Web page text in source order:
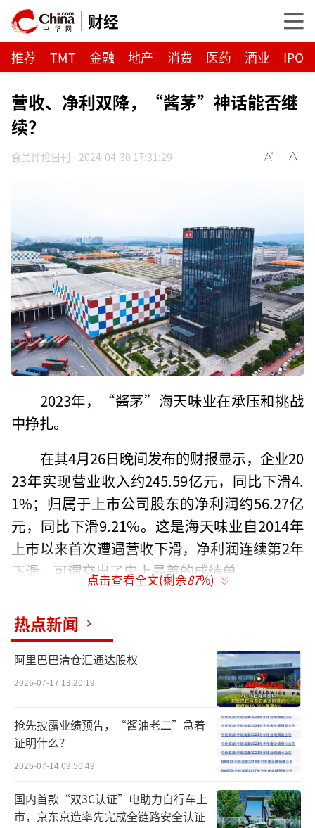
财经
推荐 TMT 金融 地产 消费 医药 酒业 IPO
营收、净利双降，“酱茅”神话能否继
续？
食品评论日刊 2024-04-30 17:31:29
2023年，“酱茅”海天味业在承压和挑战
中挣扎。
在其4月26日晚间发布的财报显示，企业20
23年实现营业收入约245.59亿元，同比下滑4.
1%；归属于上市公司股东的净利润约56.27亿
元，同比下滑9.21%。这是海天味业自2014年
上市以来首次遭遇营收下滑，净利润连续第2年
下滑，可谓交出了史上最差的成绩单。
对于这份业绩，海天味业在财报中坦
言，“公司业绩虽未达预期，但在投资者、用
户以及各方伙伴的信任和鼓励下，经历了一年
的变革，取得了不少成效。”
点击查看全文(剩余87%)
热点新闻
阿里巴巴清仓汇通达股权
2026-07-17 13:20:19
抢先披露业绩预告，“酱油老二”急着
证明什么？
2026-07-14 09:50:49
国内首款“双3C认证”电助力自行车上
市，京东京造率先完成全链路安全认证